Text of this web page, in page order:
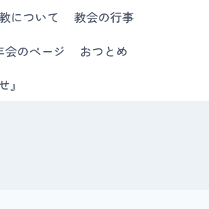
について
教会の行事
会のページ
おつとめ
』